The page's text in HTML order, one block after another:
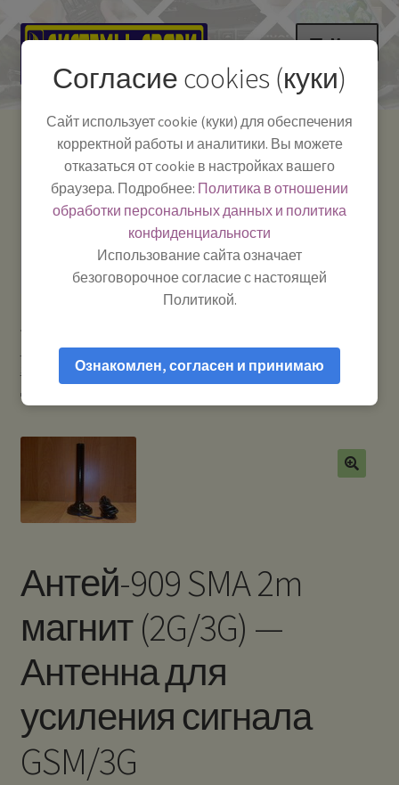
Перейти
навигации
Перейти
содержимому
Меню
Как пользоваться
Полезная информация
Мой аккаунт
Системы Связи:
г. Красноярск, ул.
Работаем:Пн-Пт:
10:00–18:00
-
Телефон:+7-
391-249-1040
Тел.|WA|Telegram:
+79029904090
интернета
Антенны для усиления сотового сигнала GSM /
3G / 4G / Wi-Fi
Антей-909 SMA 2m магнит (2G/3G) — Антенна
для усиления сигнала GSM/3G
Антей-909 SMA 2m
магнит (2G/3G) —
Антенна для
усиления сигнала
GSM/3G
Согласие cookies (куки)
Сайт использует cookie (куки) для обеспечения
корректной работы и аналитики. Вы можете
отказаться от cookie в настройках вашего
браузера. Подробнее: Политика в отношении
обработки персональных данных и политика
конфиденциальности
Использование сайта означает
безоговорочное согласие с настоящей
Политикой.
Ознакомлен, согласен и принимаю